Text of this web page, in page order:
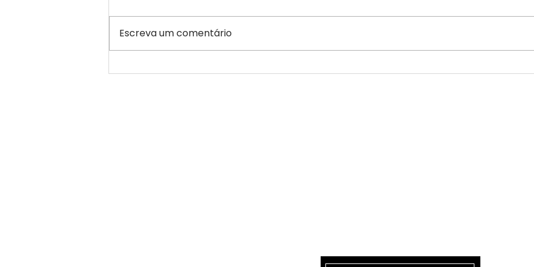
O Sol que Responde: Os
ELEUTÉRIO RI E DEBOCHA
Escreva um comentário